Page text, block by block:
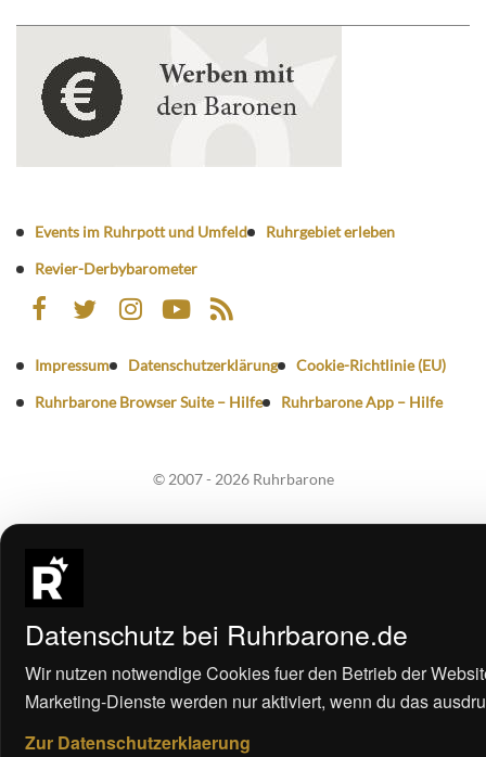
Events im Ruhrpott und Umfeld
Ruhrgebiet erleben
Revier-Derbybarometer
Impressum Datenschutzerklärung
Cookie-Richtlinie (EU)
Ruhrbarone Browser Suite – Hilfe
Ruhrbarone App – Hilfe
© 2007 - 2026 Ruhrbarone
Datenschutz bei Ruhrbarone.de
Wir nutzen notwendige Cookies fuer den Betrieb der
Marketing-Dienste werden nur aktiviert, wenn du das
Zur Datenschutzerklaerung